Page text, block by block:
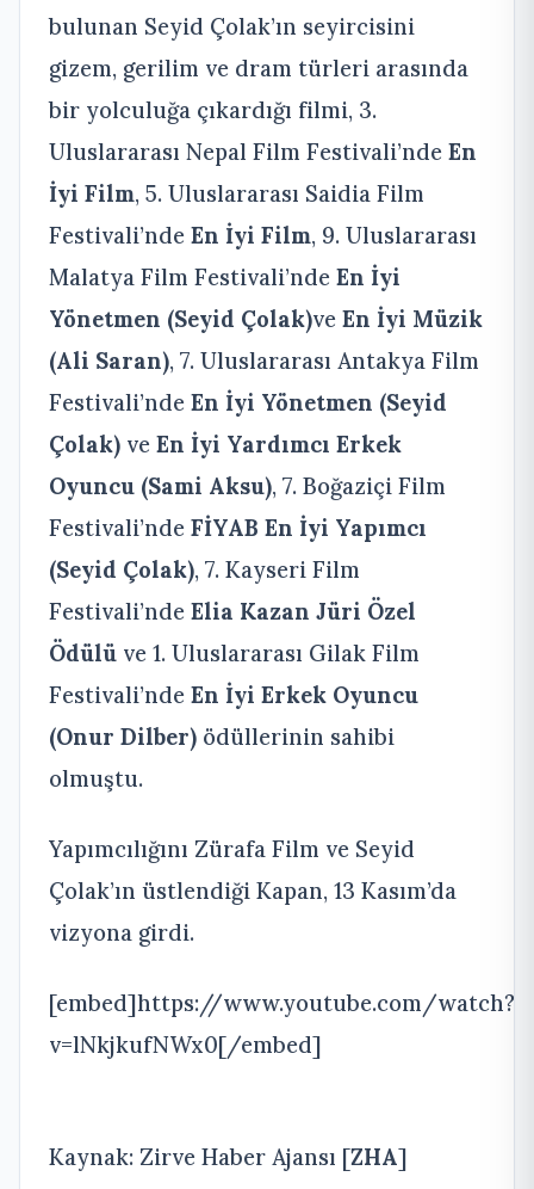
bulunan Seyid Çolak’ın seyircisini
gizem, gerilim ve dram türleri arasında
bir yolculuğa çıkardığı filmi, 3.
Uluslararası Nepal Film Festivali’nde En
İyi Film, 5. Uluslararası Saidia Film
Festivali’nde En İyi Film, 9. Uluslararası
Malatya Film Festivali’nde En İyi
Yönetmen (Seyid Çolak)ve En İyi Müzik
(Ali Saran), 7. Uluslararası Antakya Film
Festivali’nde En İyi Yönetmen (Seyid
Çolak) ve En İyi Yardımcı Erkek
Oyuncu (Sami Aksu), 7. Boğaziçi Film
Festivali’nde FİYAB En İyi Yapımcı
(Seyid Çolak), 7. Kayseri Film
Festivali’nde Elia Kazan Jüri Özel
Ödülü ve 1. Uluslararası Gilak Film
Festivali’nde En İyi Erkek Oyuncu
(Onur Dilber) ödüllerinin sahibi
olmuştu.
Yapımcılığını Zürafa Film ve Seyid
Çolak’ın üstlendiği Kapan, 13 Kasım’da
vizyona girdi.
[embed]https://www.youtube.com/watch?
v=lNkjkufNWx0[/embed]
Kaynak: Zirve Haber Ajansı [ZHA]